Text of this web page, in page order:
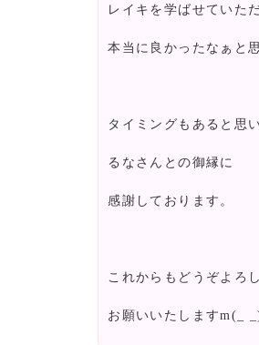
レイキを学ばせていた
本当に良かったなぁと
タイミングもあると思
るなさんとの御縁に
感謝しております。
これからもどうぞよろ
お願いいたしますm(_